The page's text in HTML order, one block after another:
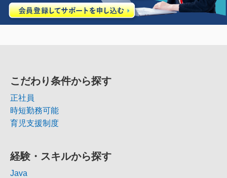
こだわり条件から探す
正社員
時短勤務可能
育児支援制度
経験・スキルから探す
Java